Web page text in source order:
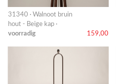
31340 · Walnoot bruin
hout - Beige kap ·
voorradig
159,00